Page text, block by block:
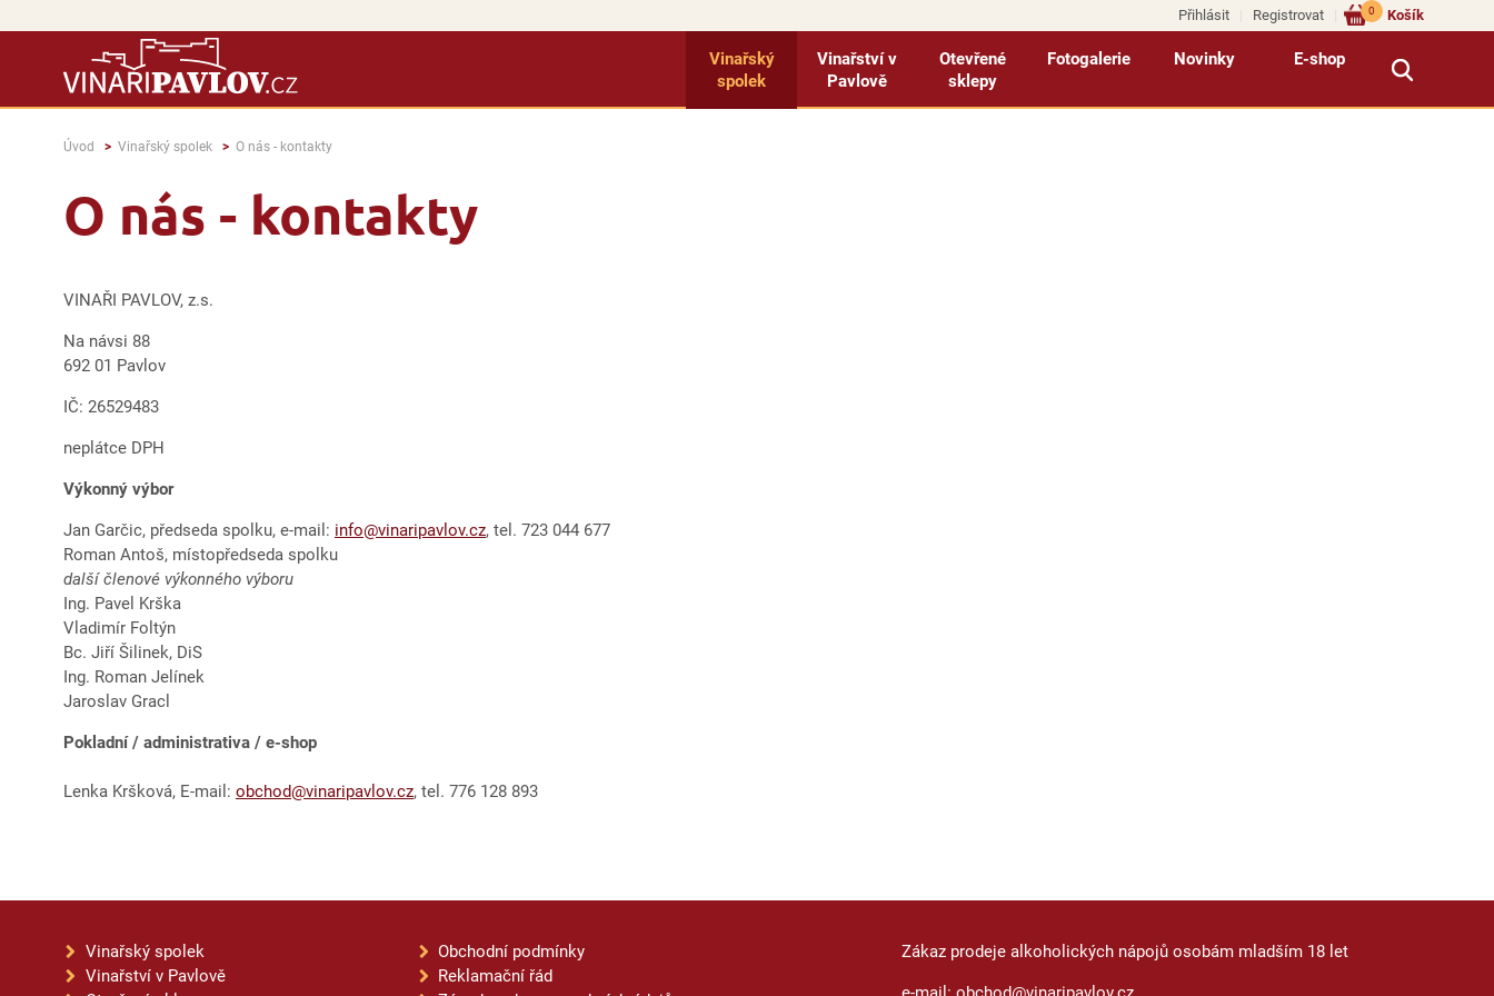
Přihlásit Registrovat Košík
0
Vinařský
spolek
Vinařství v
Pavlově
Otevřené
sklepy
Fotogalerie Novinky E-shop
Úvod Vinařský spolek O nás - kontakty
O nás - kontakty
VINAŘI PAVLOV, z.s.
Na návsi 88
692 01 Pavlov
IČ: 26529483
neplátce DPH
Výkonný výbor
Jan Garčic, předseda spolku, e-mail: info@vinaripavlov.cz, tel. 723 044 677
Roman Antoš, místopředseda spolku
další členové výkonného výboru
Ing. Pavel Krška
Vladimír Foltýn
Bc. Jiří Šilinek, DiS
Ing. Roman Jelínek
Jaroslav Gracl
Pokladní / administrativa / e-shop
Lenka Kršková, E-mail: obchod@vinaripavlov.cz, tel. 776 128 893
Vinařský spolek
Vinařství v Pavlově
Obchodní podmínky
Reklamační řád
Zákaz prodeje alkoholických nápojů osobám mladším 18 let